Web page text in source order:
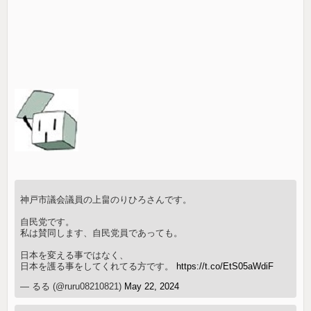
神戸市議会議員の上畠のりひろさんです。
自民党です。
私は賛同します、自民党員であっても。
日本を変える事ではなく、
日本を護る事をしてくれてる方です。 https://t.co/EtS05aWdiF
— るる (@ruru08210821) May 22, 2024